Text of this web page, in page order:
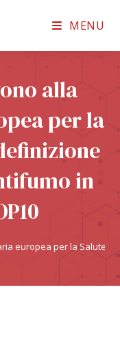
MENU
alla
per la
in
europea per la Salute